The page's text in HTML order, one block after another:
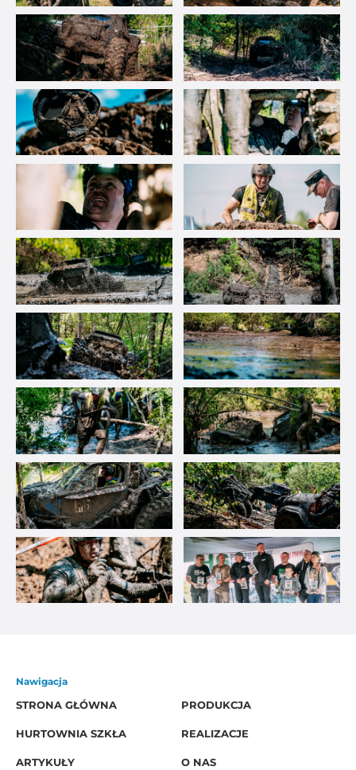
Nawigacja
STRONA GŁÓWNA
PRODUKCJA
HURTOWNIA SZKŁA REALIZACJE
ARTYKUŁY O NAS